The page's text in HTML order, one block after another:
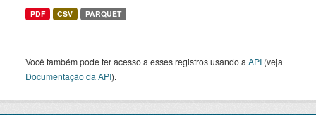
PDF CSV PARQUET
Você também pode ter acesso a esses registros usando a API (veja
Documentação da API).